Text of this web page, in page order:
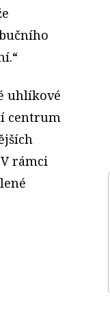
uhlíkové
centrum
rámci